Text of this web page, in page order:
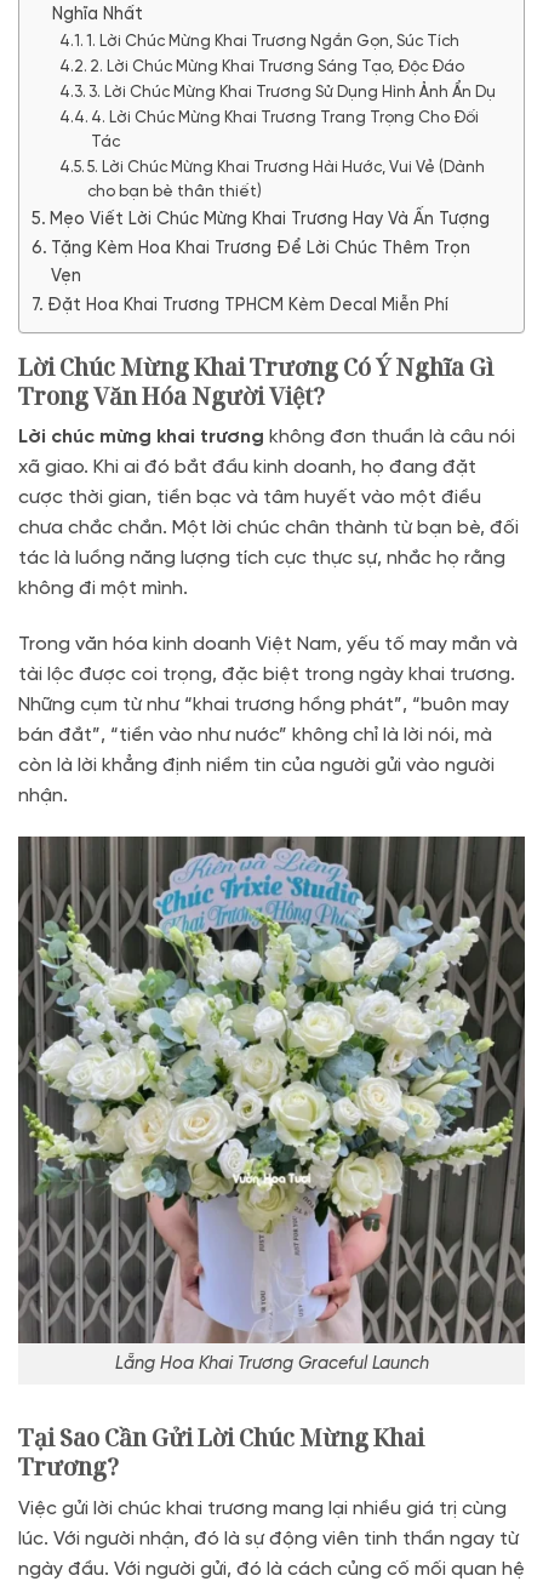
Nghĩa Nhất
1. Lời Chúc Mừng Khai Trương Ngắn Gọn, Súc Tích
2. Lời Chúc Mừng Khai Trương Sáng Tạo, Độc Đáo
3. Lời Chúc Mừng Khai Trương Sử Dụng Hình Ảnh Ẩn Dụ
4. Lời Chúc Mừng Khai Trương Trang Trọng Cho Đối
Tác
5. Lời Chúc Mừng Khai Trương Hài Hước, Vui Vẻ (Dành
cho bạn bè thân thiết)
Mẹo Viết Lời Chúc Mừng Khai Trương Hay Và Ấn Tượng
Tặng Kèm Hoa Khai Trương Để Lời Chúc Thêm Trọn
Vẹn
Đặt Hoa Khai Trương TPHCM Kèm Decal Miễn Phí
Lời Chúc Mừng Khai Trương Có Ý Nghĩa Gì
Trong Văn Hóa Người Việt?
Lời chúc mừng khai trương không đơn thuần là câu nói
xã giao. Khi ai đó bắt đầu kinh doanh, họ đang đặt
cược thời gian, tiền bạc và tâm huyết vào một điều
chưa chắc chắn. Một lời chúc chân thành từ bạn bè, đối
tác là luồng năng lượng tích cực thực sự, nhắc họ rằng
không đi một mình.
Trong văn hóa kinh doanh Việt Nam, yếu tố may mắn và
tài lộc được coi trọng, đặc biệt trong ngày khai trương.
Những cụm từ như “khai trương hồng phát”, “buôn may
bán đắt”, “tiền vào như nước” không chỉ là lời nói, mà
còn là lời khẳng định niềm tin của người gửi vào người
nhận.
Lẵng Hoa Khai Trương Graceful Launch
Tại Sao Cần Gửi Lời Chúc Mừng Khai
Trương?
Việc gửi lời chúc khai trương mang lại nhiều giá trị cùng
lúc. Với người nhận, đó là sự động viên tinh thần ngay từ
ngày đầu. Với người gửi, đó là cách củng cố mối quan hệ